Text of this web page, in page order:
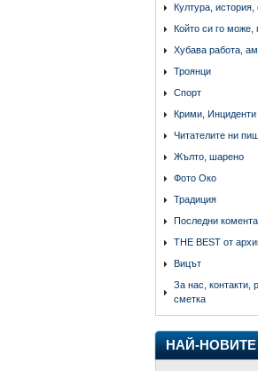
Култура, история,
Който си го може,
Хубава работа,
Троянци
Спорт
Крими, Инциденти
Читателите ни
Жълто, шарено
Фото Око
Традиция
Последни
THE BEST от
Вицът
За нас, контакти,
сметка
НАЙ-НОВИТЕ